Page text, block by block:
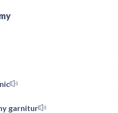
garnitur